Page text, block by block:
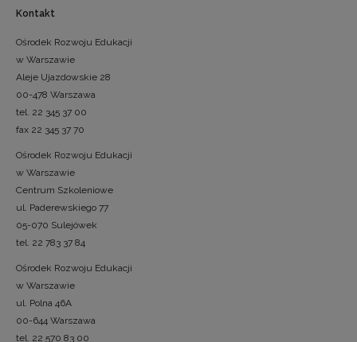
Kontakt
Ośrodek Rozwoju Edukacji
w Warszawie
Aleje Ujazdowskie 28
00-478 Warszawa
tel. 22 345 37 00
fax 22 345 37 70
Ośrodek Rozwoju Edukacji
w Warszawie
Centrum Szkoleniowe
ul. Paderewskiego 77
05-070 Sulejówek
tel. 22 783 37 84
Ośrodek Rozwoju Edukacji
w Warszawie
ul. Polna 46A
00-644 Warszawa
tel. 22 570 83 00